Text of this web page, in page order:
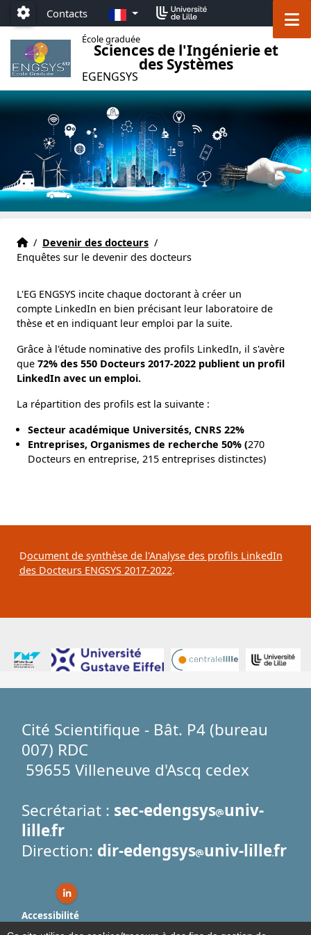
Accéder au menu principal
Accéder au contenu
Paramétrage
Contacts FR
École graduée
Sciences de l'Ingénierie et
des Systèmes
EGENGSYS
Accueil EG ENGSYS
Accueil
/ Devenir des docteurs /
Enquêtes sur le devenir des docteurs
L'EG ENGSYS incite chaque doctorant à créer un
compte LinkedIn en bien précisant leur laboratoire de
thèse et en indiquant leur emploi par la suite.
Grâce à l'étude nominative des profils LinkedIn, il s'avère
que 72% des 550 Docteurs 2017-2022 publient un profil
LinkedIn avec un emploi.
La répartition des profils est la suivante :
Secteur académique Universités, CNRS 22%
Entreprises, Organismes de recherche 50% (270
Docteurs en entreprise, 215 entreprises distinctes)
Document de synthèse de l'Analyse des profils LinkedIn
des Docteurs ENGSYS 2017-2022.
Cité Scientifique - Bât. P4 (bureau
007) RDC
59655 Villeneuve d'Ascq cedex
Secrétariat : sec-edengsys univ-
lillefr
Direction: dir-edengsys univ-lillefr
Linkedin ( nouvelle fenêtre)
Accessibilité